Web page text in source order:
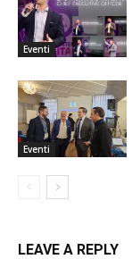
Eventi
Eventi
LEAVE A REPLY